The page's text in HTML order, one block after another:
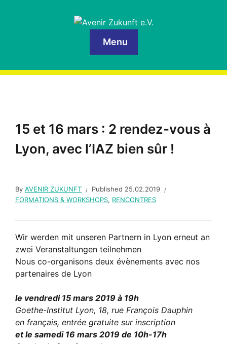
Menu
15 et 16 mars : 2 rendez-vous à
Lyon, avec l’IAZ bien sûr !
By AVENIR ZUKUNFT Published 25.02.2019
FORMATIONS & WORKSHOPS, RENCONTRES
Wir werden mit unseren Partnern in Lyon erneut an
zwei Veranstaltungen teilnehmen
Nous co-organisons deux évènements avec nos
partenaires de Lyon
le vendredi 15 mars 2019 à 19h
Goethe-Institut Lyon, 18, rue François Dauphin
en français, entrée gratuite sur inscription
et le samedi 16 mars 2019 de 10h-17h